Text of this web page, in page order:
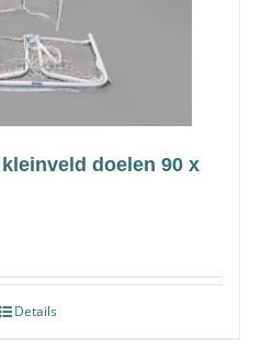
doelen 90 x
Details